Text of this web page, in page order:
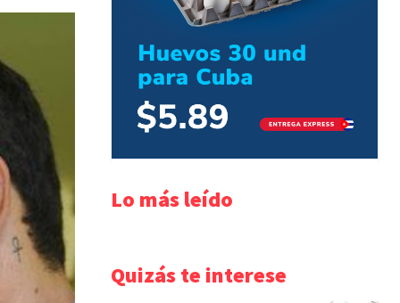
Lo más leído
Quizás te interese